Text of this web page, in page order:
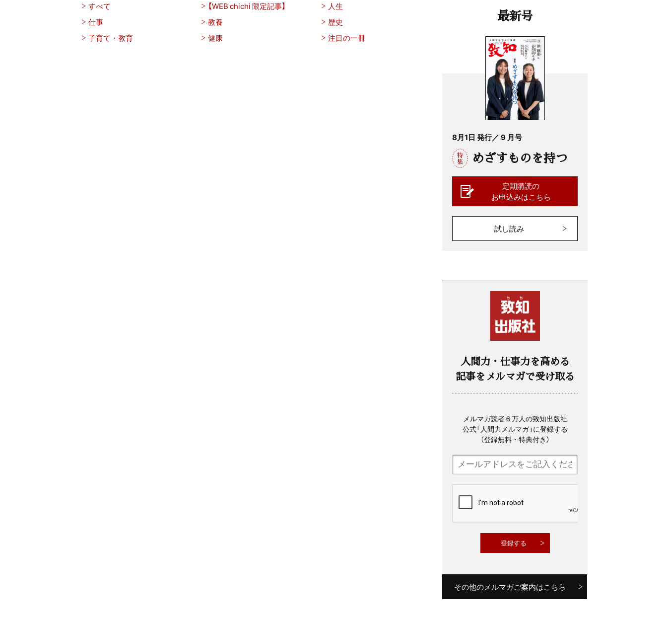
すべて 【WEB chichi 限定記事】
人生
仕事
教養
歴史
子育て・教育
健康 注目の一冊
最新号
8月1日 発行／ 9 月号
めざすものを持つ
定期購読の
お申込みはこちら
試し読み
人間力・仕事力を高める
記事をメルマガで受け取る
メルマガ読者６万人の致知出版社
公式「人間力メルマガ」に登録する
（登録無料・特典付き）
その他のメルマガご案内はこちら